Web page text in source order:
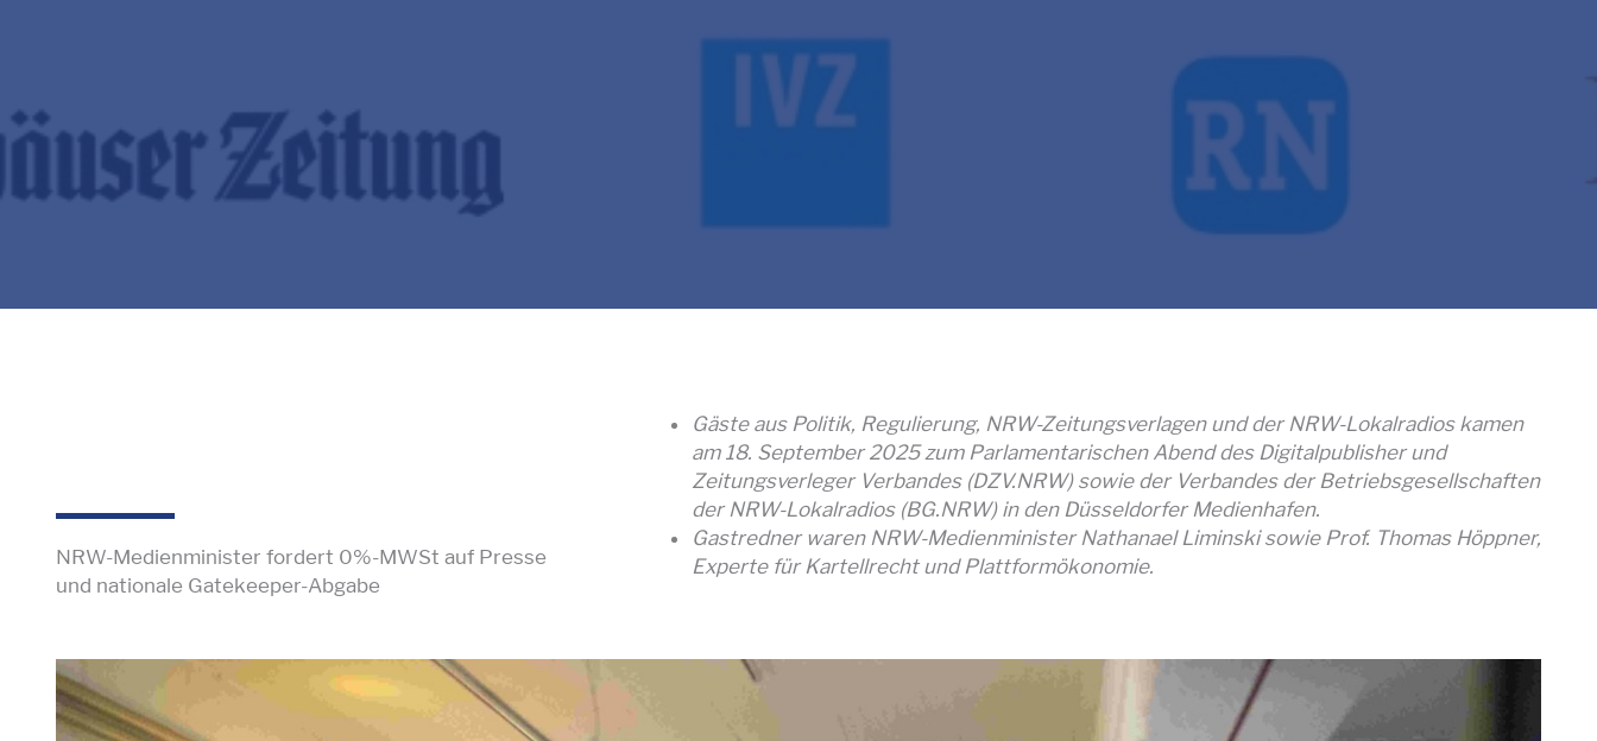
NRW-Medienminister fordert 0%-MWSt auf Presse
und nationale Gatekeeper-Abgabe
Gäste aus Politik, Regulierung, NRW-Zeitungsverlagen und der NRW-Lokalradios kamen
am 18. September 2025 zum Parlamentarischen Abend desDigitalpublisher und
Zeitungsverleger Verbandes (DZV.NRW) sowie der Verbandes der Betriebsgesellschaften
der NRW-Lokalradios (BG.NRW) in den Düsseldorfer Medienhafen.
Gastredner waren NRW-Medienminister Nathanael Liminski sowie Prof. Thomas Höppner,
Experte für Kartellrecht und Plattformökonomie.